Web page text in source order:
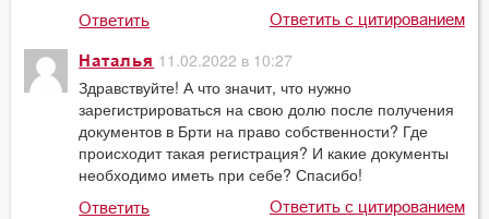
Ответить Ответить с цитированием
Наталья 11.02.2022 в 10:27
Здравствуйте! А что значит, что нужно
зарегистрироваться на свою долю после получения
документов в Брти на право собственности? Где
происходит такая регистрация? И какие документы
необходимо иметь при себе? Спасибо!
Ответить Ответить с цитированием